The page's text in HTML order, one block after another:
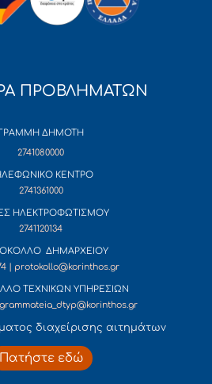
ΠΡΟΒΛΗΜΑΤΩΝ
ΔΗΜΟΤΗ
2741080000
ΚΕΝΤΡΟ
2741361000
ΗΛΕΚΤΡΟΦΩΤΙΣΜΟΥ
2741120134
ΔΗΜΑΡΧΕΙΟΥ
| protokollo@korinthos.gr
ΤΕΧΝΙΚΩΝ ΥΠΗΡΕΣΙΩΝ
grammateia_dtyp@korinthos.gr
διαχείρισης αιτημάτων
Πατήστε εδώ